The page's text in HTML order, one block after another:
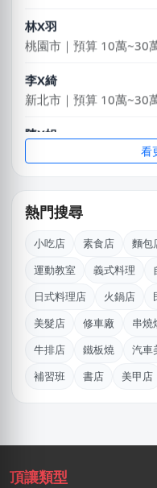
桃園市｜預算 10萬~30萬
新北市｜預算 10萬~30萬
台北市｜預算 10萬~30
南投縣｜預算 10萬~30萬
台中市｜預算 10萬元以
桃園市｜預算 100萬元
林X羽
看
熱門搜尋
小吃店 素食店 麵包
運動教室
義式料理
日式料理店
火鍋店
美髮店
修車廠 串燒
牛排店
鐵板燒 汽車
補習班
書店 美甲店
頂讓類型